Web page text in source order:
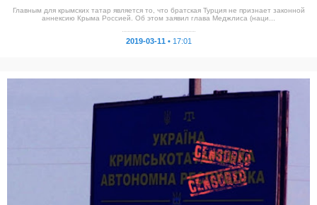
Главным для крымских татар является то, что братская Турция не признает законной
аннексию Крыма Россией. Об этом заявил глава Меджлиса (наци...
2019-03-11 • 17:01